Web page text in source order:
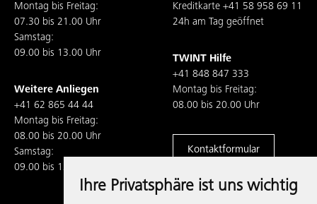
Ihre Privatsphäre ist uns wichtig
Montag bis Freitag:
07.30 bis 21.00 Uhr
Samstag:
09.00 bis 13.00 Uhr
Weitere Anliegen
+41 62 865 44 44
Montag bis Freitag:
08.00 bis 20.00 Uhr
Samstag:
09.00 bis 13.00 Uhr
Kreditkarte +41 58 958 69 11
24h am Tag geöffnet
TWINT Hilfe
+41 848 847 333
Montag bis Freitag:
08.00 bis 20.00 Uhr
Kontaktformular